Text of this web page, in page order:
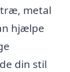
metal
hjælpe
din stil